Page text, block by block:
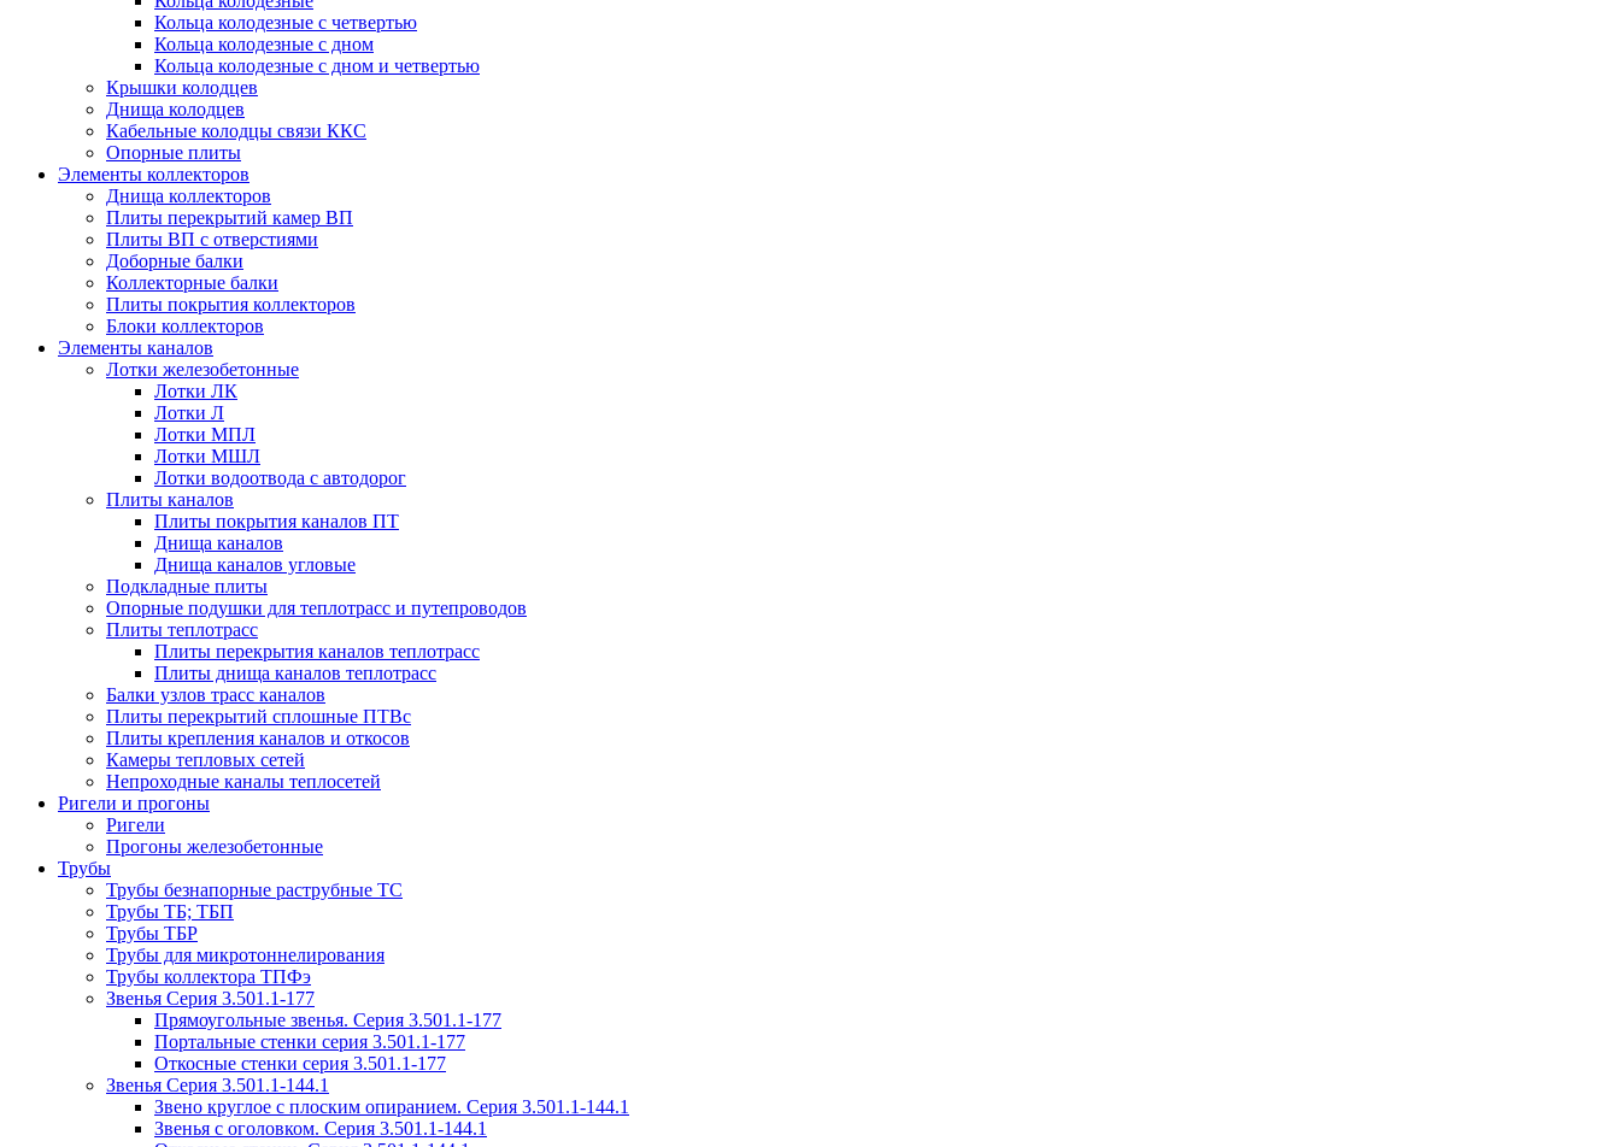
Кольца колодезные с четвертью
Кольца колодезные с дном
Кольца колодезные с дном и четвертью
Крышки колодцев
Днища колодцев
Кабельные колодцы связи ККС
Опорные плиты
Элементы коллекторов
Днища коллекторов
Плиты перекрытий камер ВП
Плиты ВП с отверстиями
Доборные балки
Коллекторные балки
Плиты покрытия коллекторов
Блоки коллекторов
Элементы каналов
Лотки железобетонные
Лотки ЛК
Лотки Л
Лотки МПЛ
Лотки МШЛ
Лотки водоотвода с автодорог
Плиты каналов
Плиты покрытия каналов ПТ
Днища каналов
Днища каналов угловые
Подкладные плиты
Опорные подушки для теплотрасс и путепроводов
Плиты теплотрасс
Плиты перекрытия каналов теплотрасс
Плиты днища каналов теплотрасс
Балки узлов трасс каналов
Плиты перекрытий сплошные ПТВс
Плиты крепления каналов и откосов
Камеры тепловых сетей
Непроходные каналы теплосетей
Ригели и прогоны
Ригели
Прогоны железобетонные
Трубы
Трубы безнапорные раструбные ТС
Трубы ТБ; ТБП
Трубы ТБР
Трубы для микротоннелирования
Трубы коллектора ТПФэ
Звенья Серия 3.501.1-177
Прямоугольные звенья. Серия 3.501.1-177
Портальные стенки серия 3.501.1-177
Откосные стенки серия 3.501.1-177
Звенья Серия 3.501.1-144.1
Звено круглое с плоским опиранием. Серия 3.501.1-144.1
Звенья с оголовком. Серия 3.501.1-144.1